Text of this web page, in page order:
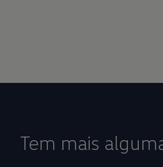
Tem mais